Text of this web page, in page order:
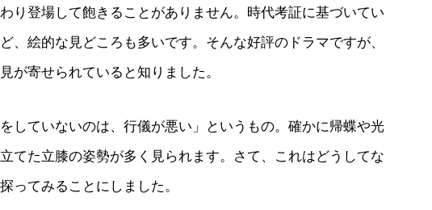
り登場して飽きることがありません。時代考証に基づいてい
、絵的な見どころも多いです。そんな好評のドラマですが、
が寄せられていると知りました。
していないのは、行儀が悪い」というもの。確かに帰蝶や光
てた立膝の姿勢が多く見られます。さて、これはどうしてな
ってみることにしました。